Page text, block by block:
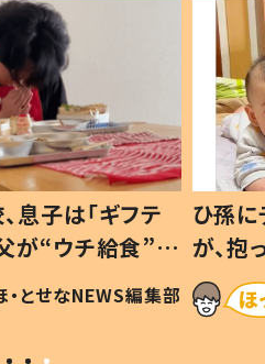
息子は「ギフテ
が“ウチ給食”を
とは #令和の親
・とせなNEWS編集部
ひ孫
が、
「涙が
い」